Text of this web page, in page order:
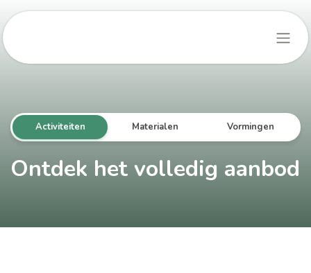
Overslaan naar inhoud
Activiteiten Materialen Vormingen
Ontdek het volledig aanbod